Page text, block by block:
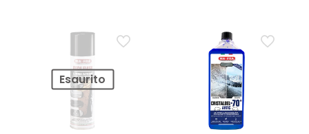
Esaurito